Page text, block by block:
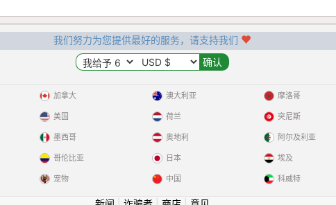
我们努力为您提供最好的服务，请支持我们
加拿大
美国
墨西哥
哥伦比亚
宠物
澳大利亚
荷兰
奥地利
日本
中国
摩洛哥
突尼斯
阿尔及利亚
埃及
科威特